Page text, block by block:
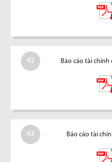
42 Báo cáo tài
43 Báo cáo tài